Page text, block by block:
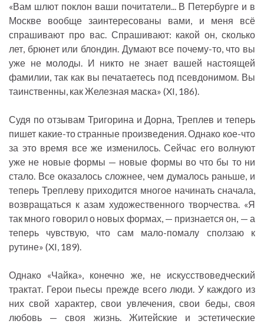
«Вам шлют поклон ваши почитатели... В Петербурге и в
Москве вообще заинтересованы вами, и меня всё
спрашивают про вас. Спрашивают: какой он, сколько
лет, брюнет или блондин. Думают все почему-то, что вы
уже не молоды. И никто не знает вашей настоящей
фамилии, так как вы печатаетесь под псевдонимом. Вы
таинственны, как Железная маска» (XI, 186).
Судя по отзывам Тригорина и Дорна, Треплев и теперь
пишет какие-то странные произведения. Однако кое-что
за это время все же изменилось. Сейчас его волнуют
уже не новые формы — новые формы во что бы то ни
стало. Все оказалось сложнее, чем думалось раньше, и
теперь Треплеву приходится многое начинать сначала,
возвращаться к азам художественного творчества. «Я
так много говорил о новых формах, — признается он, — а
теперь чувствую, что сам мало-помалу сползаю к
рутине» (XI, 189).
Однако «Чайка», конечно же, не искусствоведческий
трактат. Герои пьесы прежде всего люди. У каждого из
них свой характер, свои увлечения, свои беды, своя
любовь — своя жизнь. Житейские и эстетические